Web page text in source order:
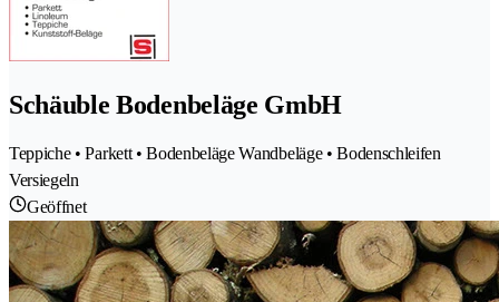
Schäuble Bodenbeläge GmbH
Teppiche • Parkett • Bodenbeläge Wandbeläge • Bodenschleifen
Versiegeln
Geöffnet